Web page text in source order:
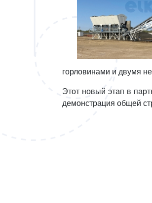
горловинами и двумя
Этот новый этап в
демонстрация общей